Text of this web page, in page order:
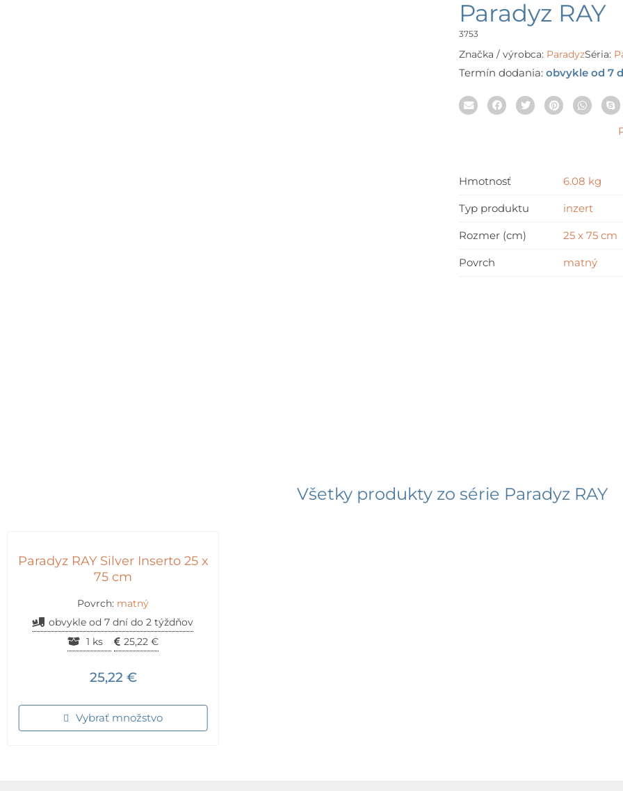
Paradyz RAY
3753
Značka / výrobca: ParadyzSéria:
Termín dodania: obvykle od 7
Hmotnosť 6.08 kg
Typ produktu inzert
Rozmer (cm) 25 x 75 cm
Povrch matný
Všetky produkty zo série Paradyz RAY
Paradyz RAY Silver Inserto 25 x
75 cm
Povrch: matný
obvykle od 7 dní do 2 týždňov
1 ks
25,22 €
25,22 €
Vybrať množstvo